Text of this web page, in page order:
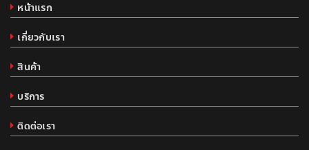
หน้าแรก
เกี่ยวกับเรา
สินค้า
บริการ
ติดต่อเรา